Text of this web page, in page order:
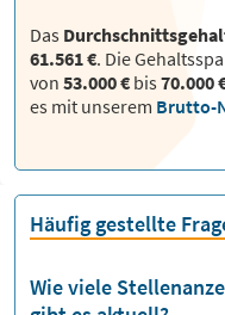
Das
61.561 €. Die
von 53.000 € bis70.000
es mit unserem Brutto-
Häufig gestellte
Wie viele